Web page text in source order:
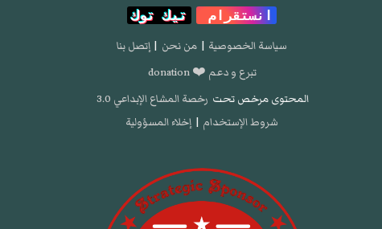
انستقرام
تيك توك
سياسة الخصوصية | من نحن | إتصل بنا
تبرع و دعم ❤️ donation
المحتوى مرخص تحت رخصة المشاع الإبداعي 3.0
شروط الإستخدام | إخلاء المسؤولية